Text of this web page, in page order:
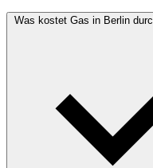
Was kostet Gas in Berlin